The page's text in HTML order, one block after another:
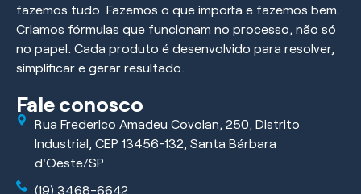
fazemos tudo. Fazemos o que importa e fazemos bem.
Criamos fórmulas que funcionam no processo, não só
no papel. Cada produto é desenvolvido para resolver,
simplificar e gerar resultado.
Fale conosco
Rua Frederico Amadeu Covolan, 250, Distrito
Industrial, CEP 13456-132, Santa Bárbara
d'Oeste/SP
(19) 3468-6642